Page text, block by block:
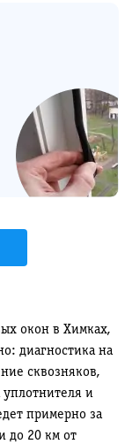
окон в Химках,
диагностика на
сквозняков,
и
примерно за
до 20 км от